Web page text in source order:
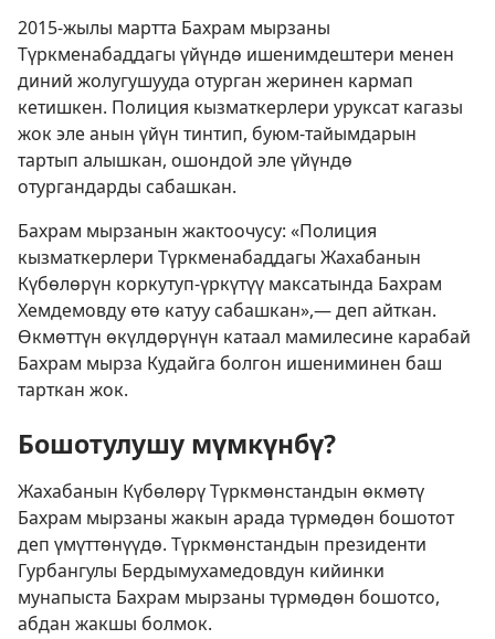
2015-жылы мартта Бахрам мырзаны
Түркменабаддагы үйүндө ишенимдештери менен
диний жолугушууда отурган жеринен кармап
кетишкен. Полиция кызматкерлери уруксат кагазы
жок эле анын үйүн тинтип, буюм-тайымдарын
тартып алышкан, ошондой эле үйүндө
отургандарды сабашкан.
Бахрам мырзанын жактоочусу: «Полиция
кызматкерлери Түркменабаддагы Жахабанын
Күбөлөрүн коркутуп-үркүтүү максатында Бахрам
Хемдемовду өтө катуу сабашкан»,— деп айткан.
Өкмөттүн өкүлдөрүнүн катаал мамилесине карабай
Бахрам мырза Кудайга болгон ишениминен баш
тарткан жок.
Бошотулушу мүмкүнбү?
Жахабанын Күбөлөрү Түркмөнстандын өкмөтү
Бахрам мырзаны жакын арада түрмөдөн бошотот
деп үмүттөнүүдө. Түркмөнстандын президенти
Гурбангулы Бердымухамедовдун кийинки
мунапыста Бахрам мырзаны түрмөдөн бошотсо,
абдан жакшы болмок.